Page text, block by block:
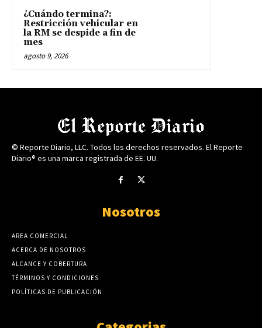
¿Cuándo termina?:
Restricción vehicular en
la RM se despide a fin de
mes
agosto 9, 2026
© Reporte Diario, LLC. Todos los derechos reservados. El Reporte
Diario® es una marca registrada de EE. UU.
Nosotros
AREA COMERCIAL
ACERCA DE NOSOTROS
ALCANCE Y COBERTURA
TÉRMINOS Y CONDICIONES
POLÍTICAS DE PUBLICACIÓN